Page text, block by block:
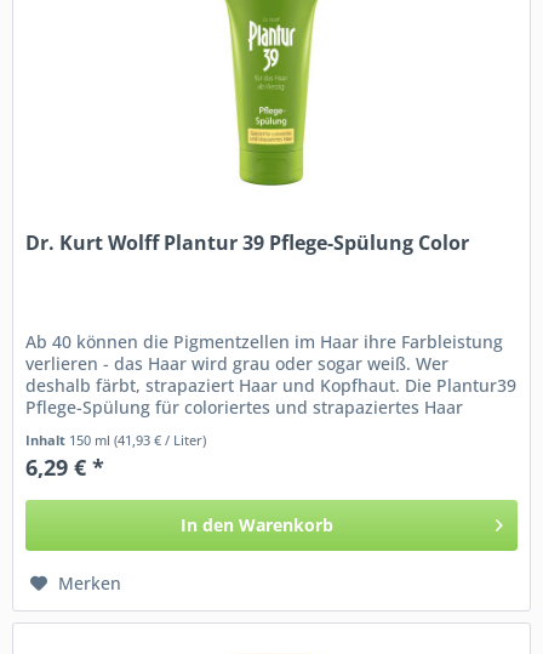
Dr. Kurt Wolff Plantur 39 Pflege-Spülung Color
Ab 40 können die Pigmentzellen im Haar ihre Farbleistung
verlieren - das Haar wird grau oder sogar weiß. Wer
deshalb färbt, strapaziert Haar und Kopfhaut. Die Plantur39
Pflege-Spülung für coloriertes und strapaziertes Haar
Inhalt 150 ml(41,93 € / Liter)
6,29 € *
In den Warenkorb
Merken